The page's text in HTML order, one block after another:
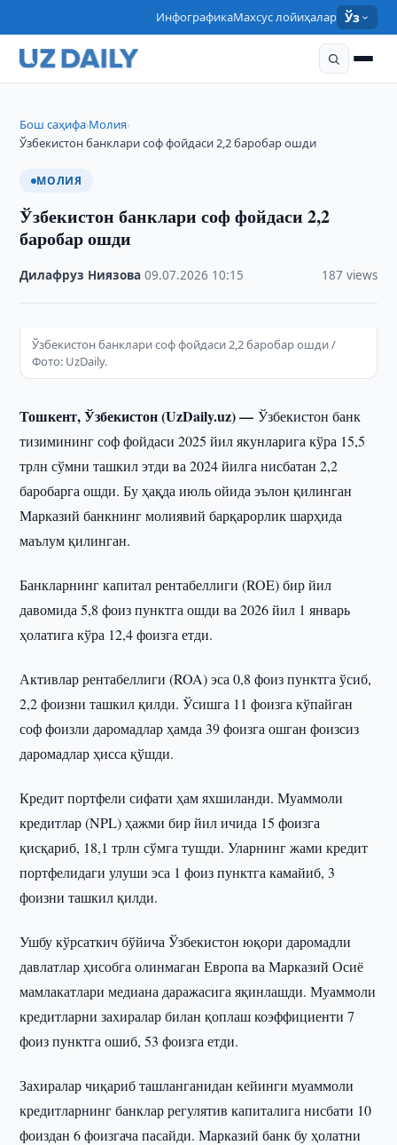
ИнфографикаМахсус лойиҳалар Ўз
Бош саҳифа›Молия›
Ўзбекистон банклари соф фойдаси 2,2 баробар ошди
МОЛИЯ
Ўзбекистон банклари соф фойдаси 2,2
баробар ошди
Дилафруз Ниязова ·09.07.2026 10:15 187 views
Ўзбекистон банклари соф фойдаси 2,2 баробар ошди /
Фото: UzDaily.
Тошкент, Ўзбекистон (UzDaily.uz) —Ўзбекистон банк
тизимининг соф фойдаси 2025 йил якунларига кўра 15,5
трлн сўмни ташкил этди ва 2024 йилга нисбатан 2,2
баробарга ошди. Бу ҳақда июль ойида эълон қилинган
Марказий банкнинг молиявий барқарорлик шарҳида
маълум қилинган.
Банкларнинг капитал рентабеллиги (ROE) бир йил
давомида 5,8 фоиз пунктга ошди ва 2026 йил 1 январь
ҳолатига кўра 12,4 фоизга етди.
Активлар рентабеллиги (ROA) эса 0,8 фоиз пунктга ўсиб,
2,2 фоизни ташкил қилди. Ўсишга 11 фоизга кўпайган
соф фоизли даромадлар ҳамда 39 фоизга ошган фоизсиз
даромадлар ҳисса қўшди.
Кредит портфели сифати ҳам яхшиланди. Муаммоли
кредитлар (NPL) ҳажми бир йил ичида 15 фоизга
қисқариб, 18,1 трлн сўмга тушди. Уларнинг жами кредит
портфелидаги улуши эса 1 фоиз пунктга камайиб, 3
фоизни ташкил қилди.
Ушбу кўрсаткич бўйича Ўзбекистон юқори даромадли
давлатлар ҳисобга олинмаган Европа ва Марказий Осиё
мамлакатлари медиана даражасига яқинлашди. Муаммоли
кредитларни захиралар билан қоплаш коэффициенти 7
фоиз пунктга ошиб, 53 фоизга етди.
Захиралар чиқариб ташланганидан кейинги муаммоли
кредитларнинг банклар регулятив капиталига нисбати 10
фоиздан 6 фоизгача пасайди. Марказий банк бу ҳолатни